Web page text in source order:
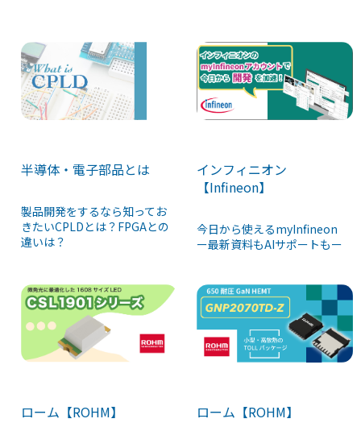
半導体・電子部品とは
製品開発をするなら知ってお
きたいCPLDとは？FPGAとの
違いは？
インフィニオン
【Infineon】
今日から使えるmyInfineon
ー最新資料もAIサポートもー
ローム【ROHM】 ローム【ROHM】